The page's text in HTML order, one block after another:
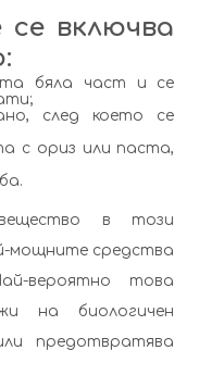
включва
бяла част и се
след което се
с ориз или паста,
в този
мощните средства
вероятно това
на биологичен
предотвратява